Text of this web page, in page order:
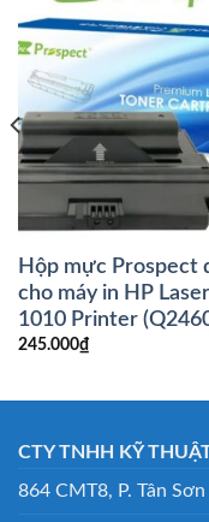
Hộp mực Prospect
cho máy in HP
1010 Printer
245.000₫
CTY TNHH KỸ
864 CMT8, P. Tân